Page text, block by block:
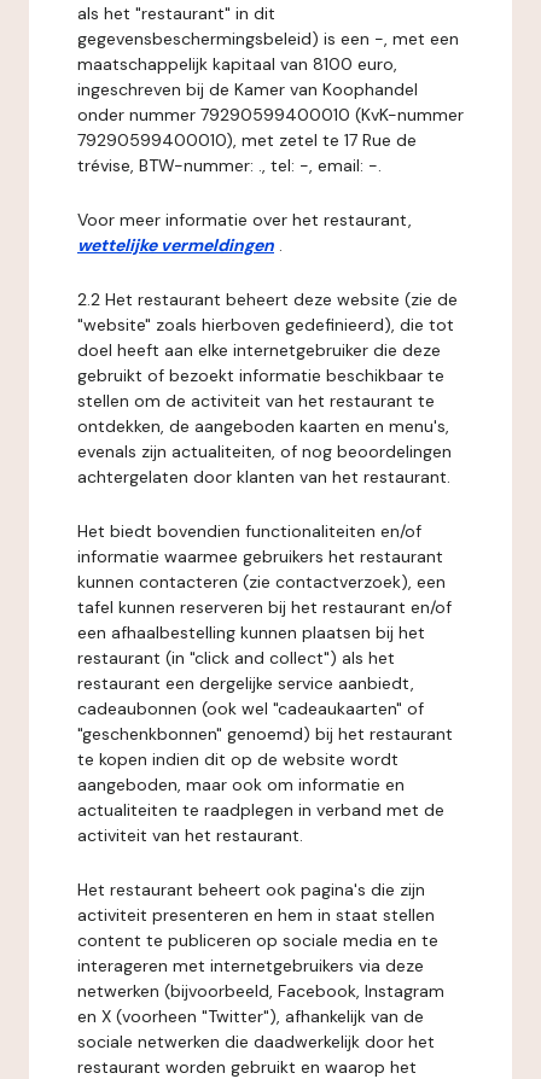
als het "restaurant" in dit
gegevensbeschermingsbeleid) is een -, met een
maatschappelijk kapitaal van 8100 euro,
ingeschreven bij de Kamer van Koophandel
onder nummer 79290599400010 (KvK-nummer
79290599400010), met zetel te 17 Rue de
trévise, BTW-nummer: ., tel: -, email: -.
Voor meer informatie over het restaurant,
wettelijke vermeldingen .
2.2 Het restaurant beheert deze website (zie de
"website" zoals hierboven gedefinieerd), die tot
doel heeft aan elke internetgebruiker die deze
gebruikt of bezoekt informatie beschikbaar te
stellen om de activiteit van het restaurant te
ontdekken, de aangeboden kaarten en menu's,
evenals zijn actualiteiten, of nog beoordelingen
achtergelaten door klanten van het restaurant.
Het biedt bovendien functionaliteiten en/of
informatie waarmee gebruikers het restaurant
kunnen contacteren (zie contactverzoek), een
tafel kunnen reserveren bij het restaurant en/of
een afhaalbestelling kunnen plaatsen bij het
restaurant (in "click and collect") als het
restaurant een dergelijke service aanbiedt,
cadeaubonnen (ook wel "cadeaukaarten" of
"geschenkbonnen" genoemd) bij het restaurant
te kopen indien dit op de website wordt
aangeboden, maar ook om informatie en
actualiteiten te raadplegen in verband met de
activiteit van het restaurant.
Het restaurant beheert ook pagina's die zijn
activiteit presenteren en hem in staat stellen
content te publiceren op sociale media en te
interageren met internetgebruikers via deze
netwerken (bijvoorbeeld, Facebook, Instagram
en X (voorheen "Twitter"), afhankelijk van de
sociale netwerken die daadwerkelijk door het
restaurant worden gebruikt en waarop het